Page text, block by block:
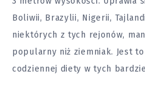
Boliwii, Brazylii, Nigerii,
niektórych z tych rejonów,
popularny niż ziemniak. Jest
codziennej diety w tych